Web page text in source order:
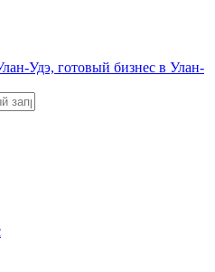
Удэ, готовый бизнес в Улан-